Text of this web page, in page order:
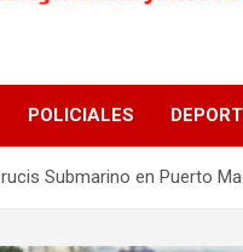
POLICIALES
Submarino en Puerto